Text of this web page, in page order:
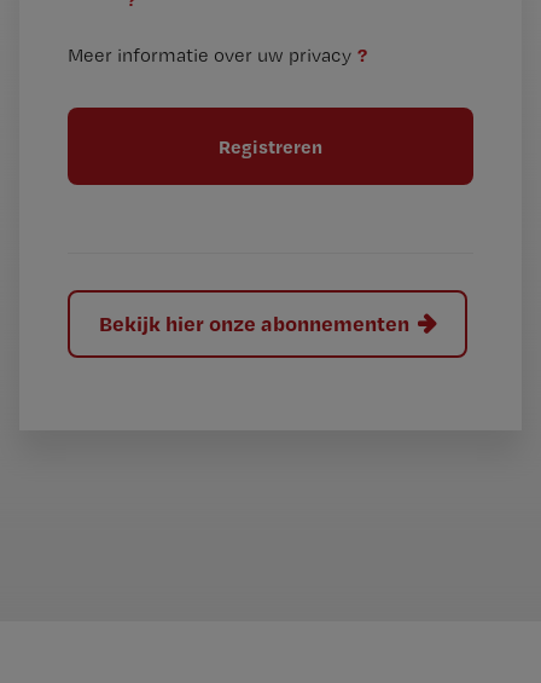
t
t
t
l
Meer informatie over uw privacy ?
Bekijk hier onze abonnementen